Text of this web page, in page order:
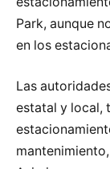
Park, aunque
en los
Las
estatal y local,